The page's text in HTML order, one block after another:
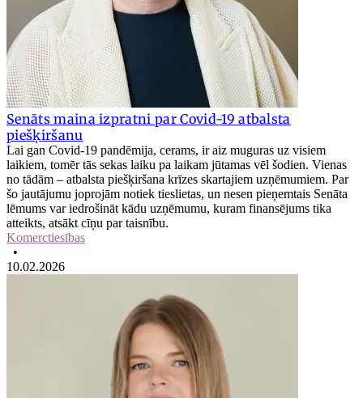
Senāts maina izpratni par Covid-19 atbalsta
piešķiršanu
Lai gan Covid-19 pandēmija, cerams, ir aiz muguras uz visiem
laikiem, tomēr tās sekas laiku pa laikam jūtamas vēl šodien. Vienas
no tādām – atbalsta piešķiršana krīzes skartajiem uzņēmumiem. Par
šo jautājumu joprojām notiek tieslietas, un nesen pieņemtais Senāta
lēmums var iedrošināt kādu uzņēmumu, kuram finansējums tika
atteikts, atsākt cīņu par taisnību.
Komerctiesības
•
10.02.2026